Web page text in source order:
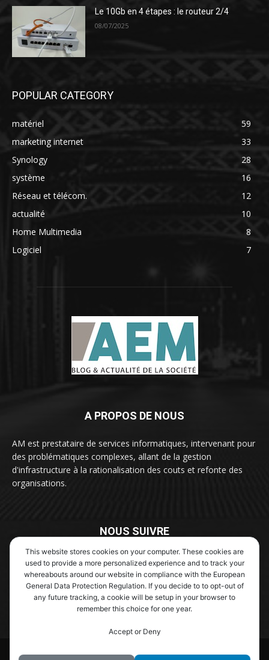
Le 10Gb en 4 étapes : le routeur 2/4
08/07/2025
POPULAR CATEGORY
matériel
59
marketing internet
33
Synology
28
système
16
Réseau et télécom.
12
actualité
10
Home Multimedia
8
Logiciel
7
A PROPOS DE NOUS
AM est prestataire de services informatiques, intervenant pour
des problématiques complexes, allant de la gestion
d'infrastructure à la rationalisation des couts et refonte des
organisations.
NOUS SUIVRE
© Newspaper WordPress Theme by TagDiv
This website stores cookies on your computer. These cookies are
used to provide a more personalized experience and to track your
whereabouts around our website in compliance with the European
General Data Protection Regulation. If you decide to to opt-out of
any future tracking, a cookie will be setup in your browser to
remember this choice for one year.
Accept or Deny